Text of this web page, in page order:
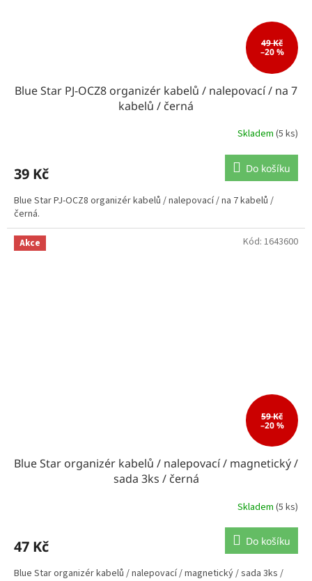
49 Kč
–20 %
Blue Star PJ-OCZ8 organizér kabelů / nalepovací / na 7
kabelů / černá
Skladem (5 ks)
39 Kč Do košíku
Blue Star PJ-OCZ8 organizér kabelů / nalepovací / na 7 kabelů /
černá.
Akce
59 Kč
–20 %
Blue Star organizér kabelů / nalepovací / magnetický /
sada 3ks / černá
Skladem (5 ks)
47 Kč Do košíku
Blue Star organizér kabelů / nalepovací / magnetický / sada 3ks /
Kód: 1643600